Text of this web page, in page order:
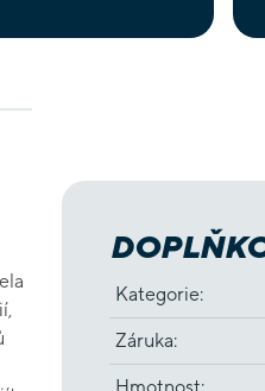
Kategorie:
Záruka: